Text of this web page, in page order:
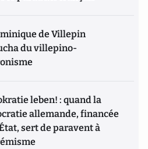
de Villepin
du villepino-
leben! : quand la
allemande, financée
sert de paravent à